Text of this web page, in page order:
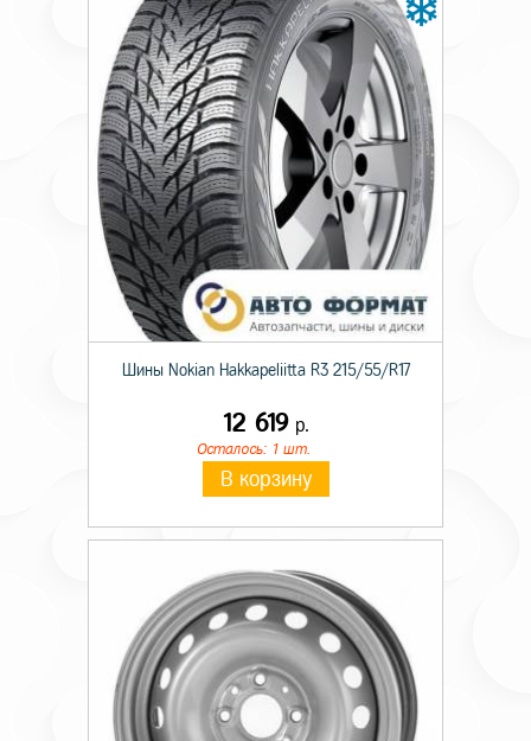
44
Диаметр ступицы 67,1
Цвет Алмаз черный
Шины Nokian Hakkapeliitta R3 215/55/R17
12 619р.
Осталось: 1 шт.
В корзину